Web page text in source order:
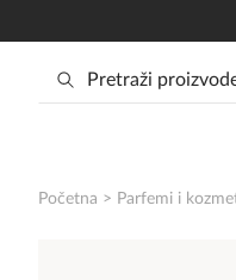
Početna > Parfemi i